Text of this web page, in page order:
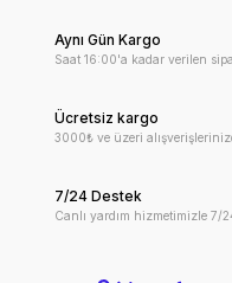
Aynı Gün Kargo
Saat 16:00'a kadar verilen
Ücretsiz kargo
3000₺ ve üzeri
7/24 Destek
Canlı yardım hizmetimizle 7/